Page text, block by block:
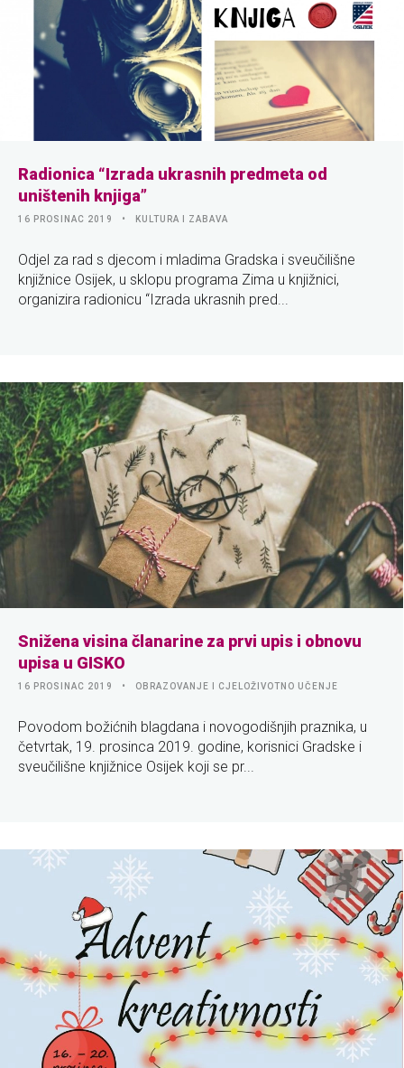
Radionica “Izrada ukrasnih predmeta od
uništenih knjiga”
16 PROSINAC 2019 KULTURA I ZABAVA
Odjel za rad s djecom i mladima Gradska i sveučilišne
knjižnice Osijek, u sklopu programa Zima u knjižnici,
organizira radionicu “Izrada ukrasnih pred...
Snižena visina članarine za prvi upis i obnovu
upisa u GISKO
16 PROSINAC 2019 OBRAZOVANJE I CJELOŽIVOTNO UČENJE
Povodom božićnih blagdana i novogodišnjih praznika, u
četvrtak, 19. prosinca 2019. godine, korisnici Gradske i
sveučilišne knjižnice Osijek koji se pr...